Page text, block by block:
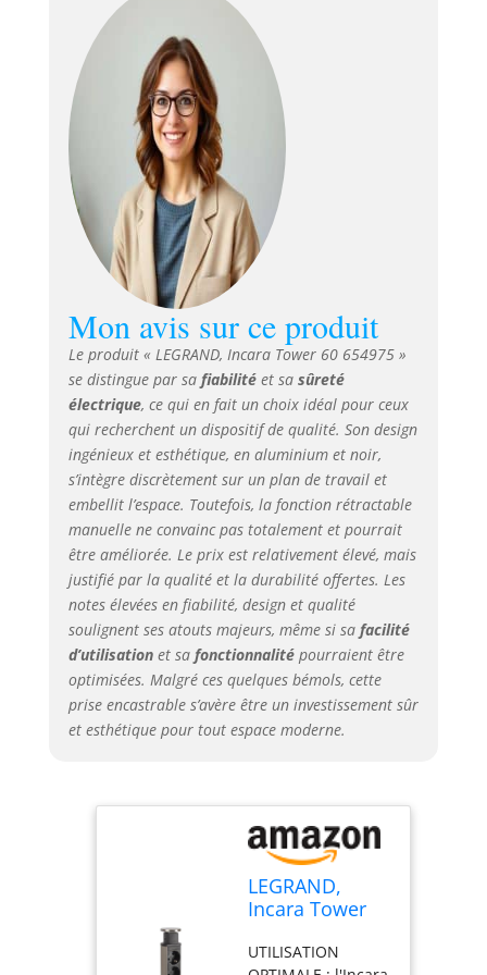
connecteur pour le
6 RJ 45 cat. 6 prises
de données FTP
vous permettent
de connecter
facilement les
appareils sans
adaptateur
supplémentaire.
Ainsi, que ce soit
professionnel ou
privé, vous pouvez
directement.
Système de levage
: grâce au système
de levage, vous
pouvez sortir la
multiprise
escamotable en
appuyant sur la
plaque centrale et
la rétracter en
appuyant sur un
bouton à
l'extrémité
inférieure. Ainsi,
vous avez un accès
direct à tous les
ports. Installation :
avec la section de
montage de 60
compatibilité, vous
pouvez choisir
entre une
épaisseur de table
Détails techniques
Mon avis sur ce produit
Le produit « LEGRAND, Incara Tower 60 654975 »
se distingue par sa fiabilitéet sa sûreté
électrique, ce qui en fait un choix idéal pour ceux
qui recherchent un dispositif de qualité. Son design
ingénieux et esthétique, en aluminium et noir,
s’intègre discrètement sur un plan de travail et
embellit l’espace. Toutefois, la fonction rétractable
manuelle ne convainc pas totalement et pourrait
être améliorée. Le prix est relativement élevé, mais
justifié par la qualité et la durabilité offertes. Les
notes élevées en fiabilité, design et qualité
soulignent ses atouts majeurs, même si sa facilité
d’utilisationet sa fonctionnalitépourraient être
optimisées. Malgré ces quelques bémols, cette
prise encastrable s’avère être un investissement sûr
et esthétique pour tout espace moderne.
LEGRAND,
Incara Tower
Prise
UTILISATION